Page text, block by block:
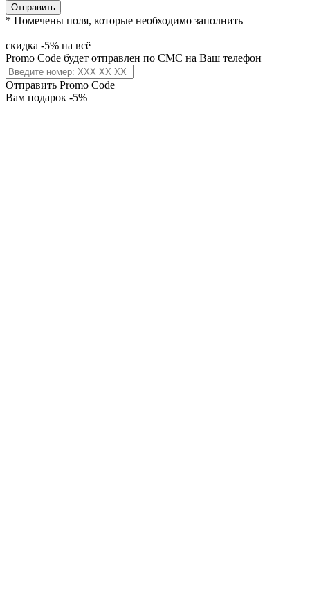
Отправить
* Помечены поля, которые необходимо заполнить
скидка -5% на всё
Promo Code будет отправлен по СМС на Ваш телефон
Отправить Promo Code
Вам подарок -5%